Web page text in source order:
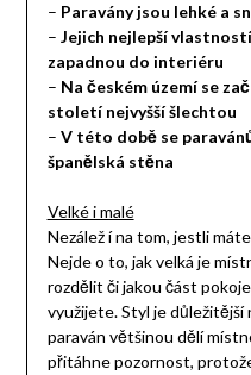
– Paravány jsou lehké a
– Jejich nejlepší
zapadnou do interiéru
– Na českém území se
století nejvyšší šlechtou
– V této době se
španělská stěna
Velké i malé
Nezálež í na tom, jestli
Nejde o to, jak velká je
rozdělit či jakou část
využijete. Styl je důležitější
paraván většinou dělí
přitáhne pozornost,